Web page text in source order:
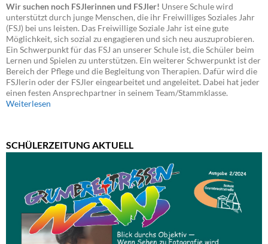
Wir suchen noch FSJlerinnen und FSJler! Unsere Schule wird
unterstützt durch junge Menschen, die ihr Freiwilliges Soziales Jahr
(FSJ) bei uns leisten. Das Freiwillige Soziale Jahr ist eine gute
Möglichkeit, sich sozial zu engagieren und sich neu auszuprobieren.
Ein Schwerpunkt für das FSJ an unserer Schule ist, die Schüler beim
Lernen und Spielen zu unterstützen. Ein weiterer Schwerpunkt ist der
Bereich der Pflege und die Begleitung von Therapien. Dafür wird die
FSJlerin oder der FSJler eingearbeitet und angeleitet. Dabei hat jeder
einen festen Ansprechpartner in seinem Team/Stammklasse.
Weiterlesen
SCHÜLERZEITUNG AKTUELL